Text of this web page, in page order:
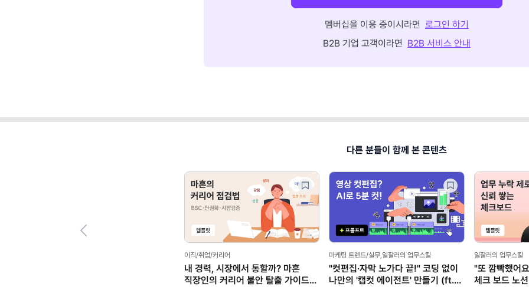
멤버십을 이용 중이시라면 로그인 하기
B2B 기업 고객이라면 B2B 서비스 안내
다른 분들이 함께 본 콘텐츠
이직/취업/커리어
내 경력, 시장에서 통할까? 마흔
직장인의 커리어 불안 탈출 가이드
마케팅 트렌드/실무,일잘러의 업무스킬
"컷편집·자막 노가다 끝!" 코딩 없이
나만의 '캡컷 에이전트' 만들기 (ft.
일잘러의 업무스킬
"또 깜빡했어
체크 보드 노